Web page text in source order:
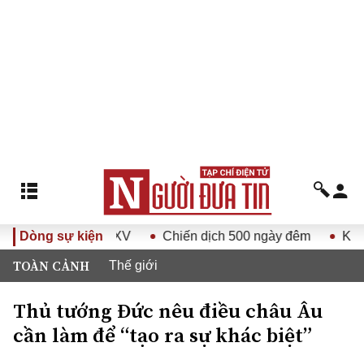
Dòng sự kiện
lần thứ XV Chiến dịch 500 ngày đêm Kỷ
TOÀN CẢNH Thế giới
Thủ tướng Đức nêu điều châu Âu
cần làm để “tạo ra sự khác biệt”